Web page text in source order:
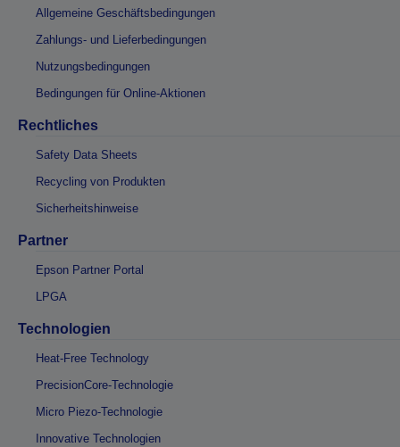
Allgemeine Geschäftsbedingungen
Zahlungs- und Lieferbedingungen
Nutzungsbedingungen
Bedingungen für Online-Aktionen
Rechtliches
Safety Data Sheets
Recycling von Produkten
Sicherheitshinweise
Partner
Epson Partner Portal
LPGA
Technologien
Heat-Free Technology
PrecisionCore-Technologie
Micro Piezo-Technologie
Innovative Technologien